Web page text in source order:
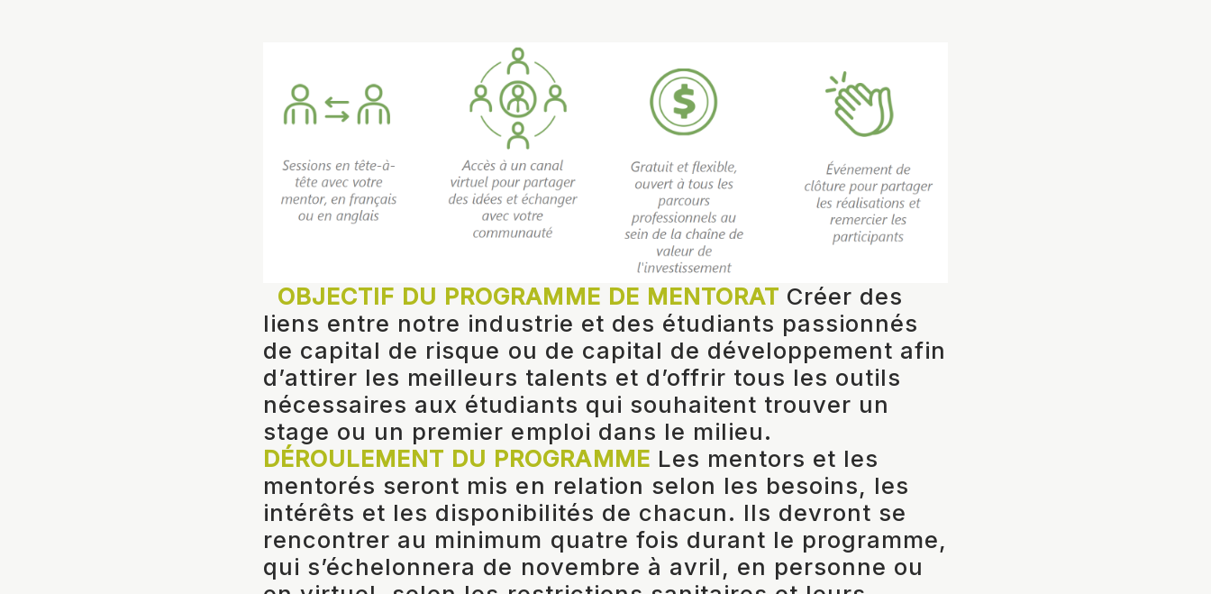
OBJECTIF DU PROGRAMME DE MENTORAT Créer des
liens entre notre industrie et des étudiants passionnés
de capital de risque ou de capital de développement afin
d’attirer les meilleurs talents et d’offrir tous les outils
nécessaires aux étudiants qui souhaitent trouver un
stage ou un premier emploi dans le milieu.
DÉROULEMENT DU PROGRAMME Les mentors et les
mentorés seront mis en relation selon les besoins, les
intérêts et les disponibilités de chacun. Ils devront se
rencontrer au minimum quatre fois durant le programme,
qui s’échelonnera de novembre à avril, en personne ou